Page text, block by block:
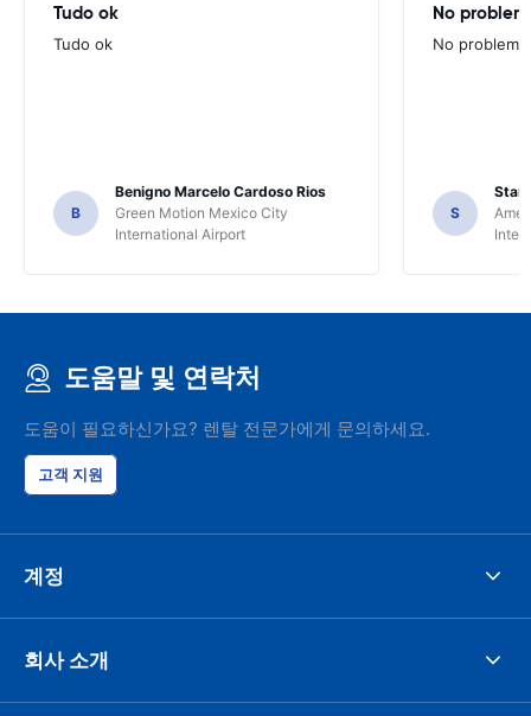
Tudo ok
Tudo ok
B
Benigno Marcelo Cardoso Rios
Green Motion Mexico City
International Airport
No
No
S
도움말 및 연락처
도움이 필요하신가요? 렌탈 전문가에게 문의하세요.
고객 지원
계정
회사 소개